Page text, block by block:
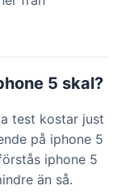
5 skal?
test kostar just
på iphone 5
iphone 5
än så.